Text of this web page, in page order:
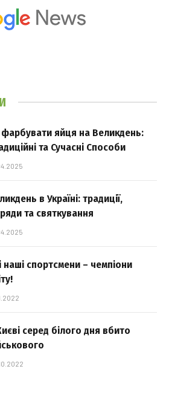
яйця на Великдень:
та Сучасні Способи
в Україні: традиції,
та святкування
наші спортсмени – чемпіони
серед білого дня вбито